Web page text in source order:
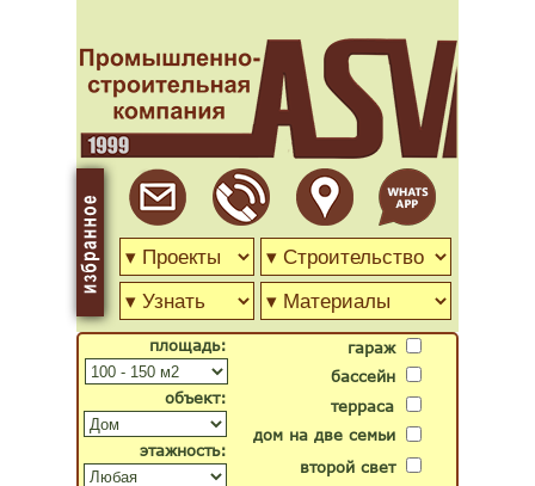
гараж
бассейн
второй свет
дом на две семьи
терраса
объект:
площадь:
этажность: